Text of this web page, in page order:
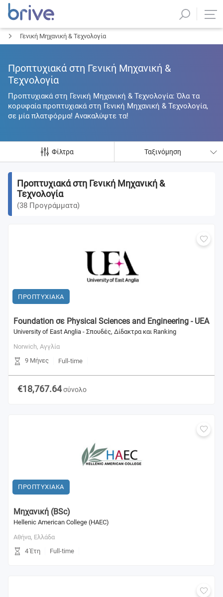
Γενική Μηχανική & Τεχνολογία
Προπτυχιακά στη Γενική Μηχανική &
Τεχνολογία
Προπτυχιακά στη Γενική Μηχανική & Τεχνολογία: Όλα τα
κορυφαία προπτυχιακά στη Γενική Μηχανική & Τεχνολογία,
σε μία πλατφόρμα! Ανακαλύψτε τα!
Φίλτρα Ταξινόμηση
Προπτυχιακά στη Γενική Μηχανική &
Τεχνολογία
(38 Προγράμματα)
ΠΡΟΠΤΥΧΙΑΚΑ
Foundation σε Physical Sciences and Engineering - UEA
University of East Anglia - Σπουδές, Δίδακτρα και Ranking
Norwich, Αγγλία
9 Μήνες
Full-time
€18,767.64σύνολο
ΠΡΟΠΤΥΧΙΑΚΑ
Mηχανική (BSc)
Hellenic American College (HAEC)
Αθήνα, Ελλάδα
4 Έτη
Full-time